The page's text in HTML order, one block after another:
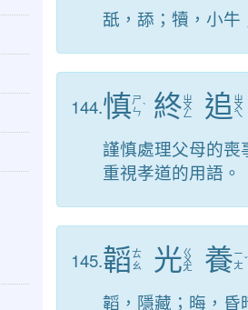
舐，舔；犢，小牛
144.慎ㄕ
ㄣˋ 終ㄓ
ㄨ
ㄥ 追 ㄓ
ㄨ
ㄟ
謹慎處理父母的喪
重視孝道的用語。
145.韜ㄊ
ㄠ
光ㄍ
ㄨ
ㄤ 養ㄧ
ㄤˇ
韜，隱藏；晦，昏